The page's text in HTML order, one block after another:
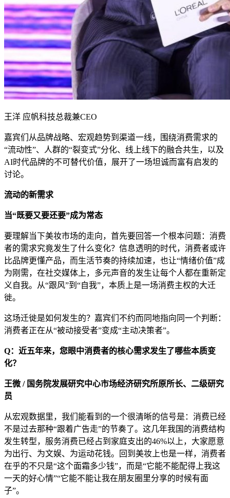
王洋 应帆科技总裁兼CEO
嘉宾们从品牌战略、宏观趋势到渠道一线，围绕消费需求的
“流动性”、人群的“裂变式”分化、线上线下的融合共生，以及
AI时代品牌的不可替代价值，展开了一场坦诚而富有启发的
讨论。
流动的新需求
当“既要又要还要”成为常态
要理解当下美妆市场的走向，首先要回答一个根本问题：消费
者的需求究竟发生了什么变化？信息透明的时代，消费者或许
比品牌更懂产品，而生活节奏的持续加速，也让“情绪价值”成
为刚需，在社交媒体上，多元声音的发生让每个人都在重新定
义自我。从“跟风”到“自我”，本质上是一场消费主权的大迁
徙。
这场迁徙是如何发生的？嘉宾们不约而同地指向同一个判断：
消费者正在从“被动接受者”变成“主动决策者”。
Q：近五年来，您眼中消费者的核心需求发生了哪些本质变
化？
王微 / 国务院发展研究中心市场经济研究所原所长、二级研究
员
从宏观数据里，我们能看到的一个很清晰的信号是：消费已经
不是过去那种“跟着广告走”的节奏了。这几年我国的消费结构
发生转型，服务消费已经占到家庭支出的46%以上，大家愿意
为出行、为文娱、为运动花钱。回到美妆上也是一样，消费者
在乎的不只是“这个面霜多少钱”，而是“它能不能配得上我这
一天的好心情”“它能不能让我在朋友圈里分享的时候有面
子”。